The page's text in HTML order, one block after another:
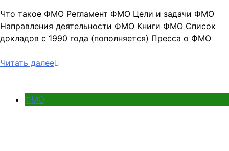
Что такое ФМО Регламент ФМО Цели и задачи ФМО
Направления деятельности ФМО Книги ФМО Список
докладов с 1990 года (пополняется) Пресса о ФМО
Читать далее
ФМО